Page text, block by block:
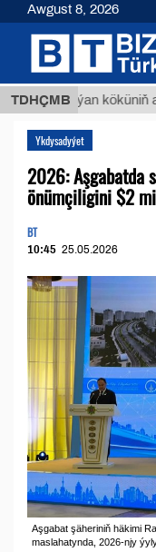
TDHÇMB
Buýan köküniň
Ykdysadyýet
2026: Aşgabatda
önümçiligini $2
BT
10:45 25.05.2026
Aşgabat şäheriniň häkimi
maslahatynda, 2026-njy
Awgust 8, 2026